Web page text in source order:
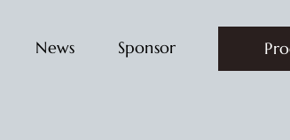
News Sponsor